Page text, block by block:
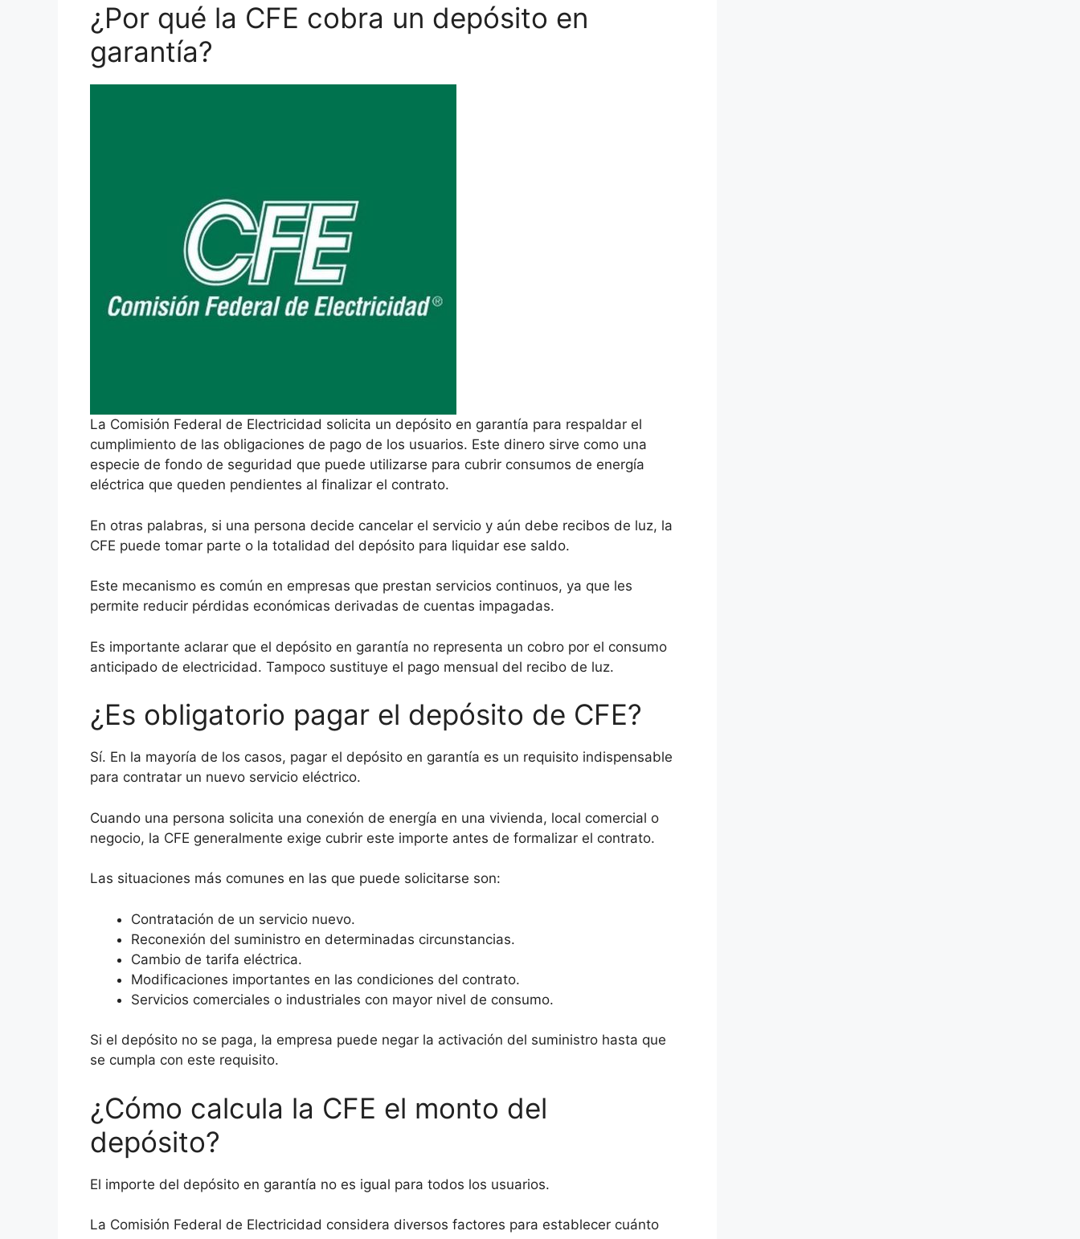
¿Por qué la CFE cobra un depósito en
garantía?
La Comisión Federal de Electricidad solicita un depósito en garantía para respaldar el
cumplimiento de las obligaciones de pago de los usuarios. Este dinero sirve como una
especie de fondo de seguridad que puede utilizarse para cubrir consumos de energía
eléctrica que queden pendientes al finalizar el contrato.
En otras palabras, si una persona decide cancelar el servicio y aún debe recibos de luz, la
CFE puede tomar parte o la totalidad del depósito para liquidar ese saldo.
Este mecanismo es común en empresas que prestan servicios continuos, ya que les
permite reducir pérdidas económicas derivadas de cuentas impagadas.
Es importante aclarar que el depósito en garantía no representa un cobro por el consumo
anticipado de electricidad. Tampoco sustituye el pago mensual del recibo de luz.
¿Es obligatorio pagar el depósito de CFE?
Sí. En la mayoría de los casos, pagar el depósito en garantía es un requisito indispensable
para contratar un nuevo servicio eléctrico.
Cuando una persona solicita una conexión de energía en una vivienda, local comercial o
negocio, la CFE generalmente exige cubrir este importe antes de formalizar el contrato.
Las situaciones más comunes en las que puede solicitarse son:
Contratación de un servicio nuevo.
Reconexión del suministro en determinadas circunstancias.
Cambio de tarifa eléctrica.
Modificaciones importantes en las condiciones del contrato.
Servicios comerciales o industriales con mayor nivel de consumo.
Si el depósito no se paga, la empresa puede negar la activación del suministro hasta que
se cumpla con este requisito.
¿Cómo calcula la CFE el monto del
depósito?
El importe del depósito en garantía no es igual para todos los usuarios.
La Comisión Federal de Electricidad considera diversos factores para establecer cuánto